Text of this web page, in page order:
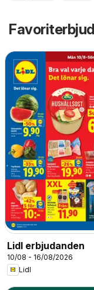
Lidl erbjudanden
10/08 - 16/08/2026
Lidl